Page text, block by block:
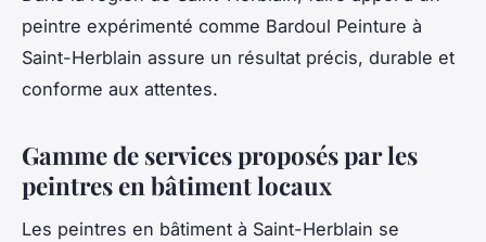
peintre expérimenté comme Bardoul Peinture à
Saint-Herblain assure un résultat précis, durable et
conforme aux attentes.
Gamme de services proposés par les
peintres en bâtiment locaux
Les peintres en bâtiment à Saint-Herblain se